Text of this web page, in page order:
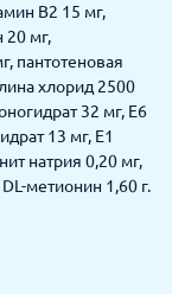
В2 15 мг,
20 мг,
пантотеновая
хлорид 2500
32 мг, Е6
13 мг, Е1
натрия 0,20 мг,
метионин 1,60 г.